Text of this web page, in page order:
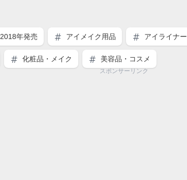
2018年発売 アイメイク用品 アイライナー
化粧品・メイク 美容品・コスメ
スポンサーリンク